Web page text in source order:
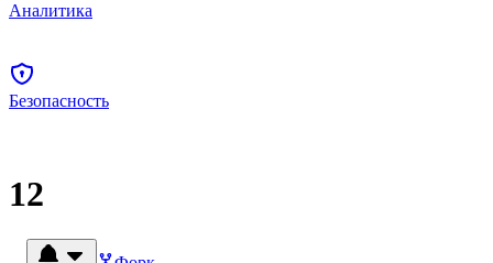
Аналитика
Безопасность
12